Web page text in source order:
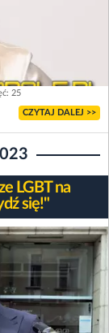
25
CZYTAJ DALEJ >>
LGBT na
się!"